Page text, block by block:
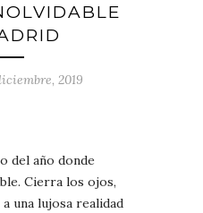
2019
del año donde
Cierra los ojos,
una lujosa realidad